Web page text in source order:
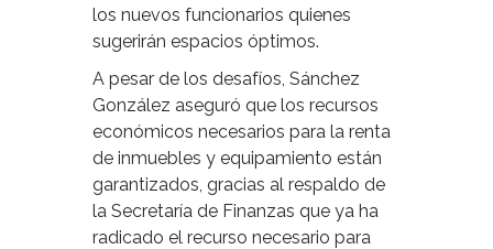
los nuevos funcionarios quienes
sugerirán espacios óptimos.
A pesar de los desafíos, Sánchez
González aseguró que los recursos
económicos necesarios para la renta
de inmuebles y equipamiento están
garantizados, gracias al respaldo de
la Secretaría de Finanzas que ya ha
radicado el recurso necesario para